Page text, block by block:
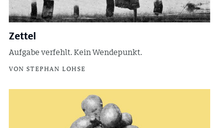
Zettel
Aufgabe verfehlt. Kein Wendepunkt.
VON STEPHAN LOHSE